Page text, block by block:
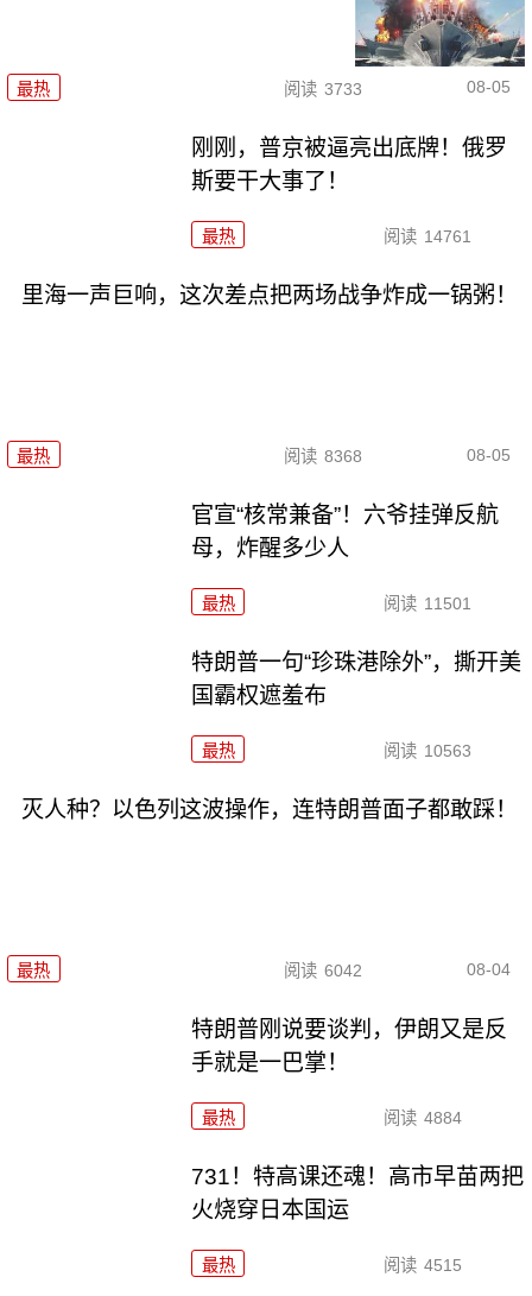
最热 阅读 3733 08-05
刚刚，普京被逼亮出底牌！俄罗
斯要干大事了！
最热 阅读 14761
里海一声巨响，这次差点把两场战争炸成一锅粥！
最热 阅读 8368 08-05
官宣“核常兼备”！六爷挂弹反航
母，炸醒多少人
最热 阅读 11501
特朗普一句“珍珠港除外”，撕开美
国霸权遮羞布
最热 阅读 10563
灭人种？以色列这波操作，连特朗普面子都敢踩！
最热 阅读 6042 08-04
特朗普刚说要谈判，伊朗又是反
手就是一巴掌！
最热 阅读 4884
731！特高课还魂！高市早苗两把
火烧穿日本国运
最热 阅读 4515